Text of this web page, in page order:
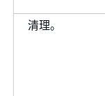
清理。